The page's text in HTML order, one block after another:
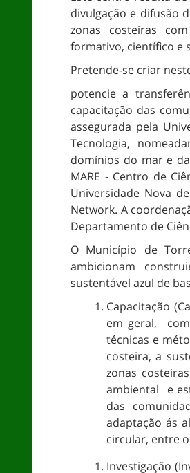
divulgação e difusão
zonas costeiras
formativo, científico e
Pretende-se criar
potencie a
capacitação das
assegurada pela
Tecnologia,
domínios do mar e
MARE - Centro de
Universidade Nova
Network. A
Departamento de
O Município de
ambicionam
sustentável azul de
Capacitação
em geral,
técnicas e
costeira, a
zonas
ambiental e
das
adaptação ás
circular, entre
Investigação